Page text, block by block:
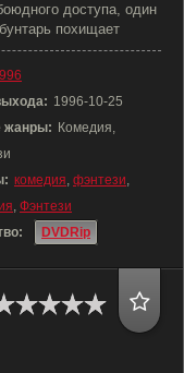
доступа, один
похищает
1996-10-25
жанры: Комедия,
комедия, фэнтези,
, Фэнтези
DVDRip